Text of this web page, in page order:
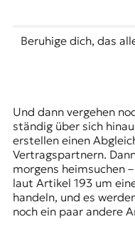
Beruhige dich, das
Und dann vergehen
ständig über sich
erstellen einen
Vertragspartnern.
morgens heimsuchen
laut Artikel 193 um
handeln, und es
noch ein paar andere